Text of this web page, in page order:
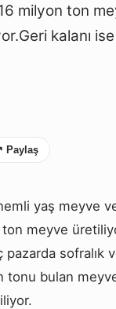
milyon ton
kalanı
Paylaş
yaş meyve
meyve
pazarda sofralık
tonu bulan